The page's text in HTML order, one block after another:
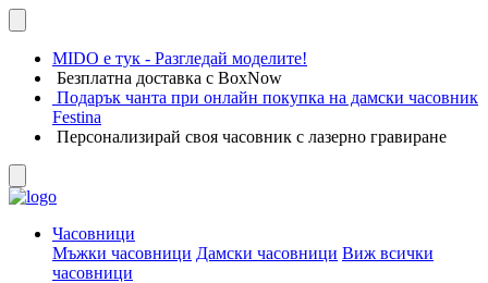
MIDO е тук - Разгледай моделите!
Безплатна доставка с BoxNow
Подарък чанта при онлайн покупка на дамски часовник
Festina
Персонализирай своя часовник с лазерно гравиране
Часовници
Мъжки часовници Дамски часовници Виж всички
часовници